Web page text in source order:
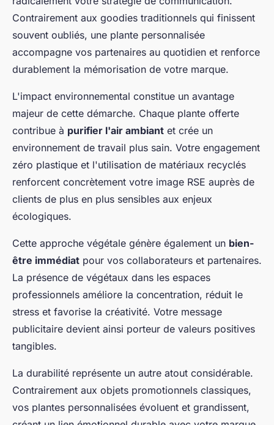
Contrairement aux goodies traditionnels qui finissent
souvent oubliés, une plante personnalisée
accompagne vos partenaires au quotidien et renforce
durablement la mémorisation de votre marque.
L'impact environnemental constitue un avantage
majeur de cette démarche. Chaque plante offerte
contribue à purifier l'air ambiant et crée un
environnement de travail plus sain. Votre engagement
zéro plastique et l'utilisation de matériaux recyclés
renforcent concrètement votre image RSE auprès de
clients de plus en plus sensibles aux enjeux
écologiques.
Cette approche végétale génère également un bien-
être immédiat pour vos collaborateurs et partenaires.
La présence de végétaux dans les espaces
professionnels améliore la concentration, réduit le
stress et favorise la créativité. Votre message
publicitaire devient ainsi porteur de valeurs positives
tangibles.
La durabilité représente un autre atout considérable.
Contrairement aux objets promotionnels classiques,
vos plantes personnalisées évoluent et grandissent,